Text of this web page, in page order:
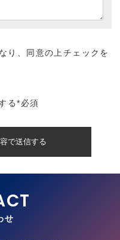
り、同意の上チェックを
る*必須
せ